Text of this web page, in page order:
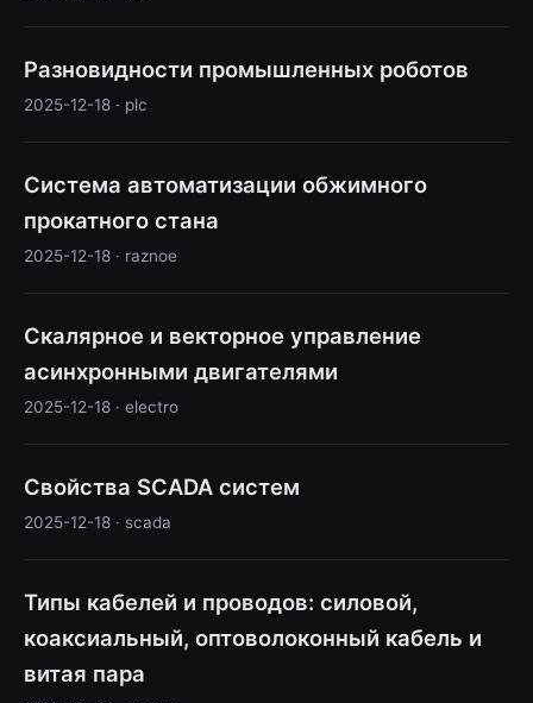
Разновидности промышленных роботов
2025-12-18 · plc
Система автоматизации обжимного
прокатного стана
2025-12-18 · raznoe
Скалярное и векторное управление
асинхронными двигателями
2025-12-18 · electro
Свойства SCADA систем
2025-12-18 · scada
Типы кабелей и проводов: силовой,
коаксиальный, оптоволоконный кабель и
витая пара